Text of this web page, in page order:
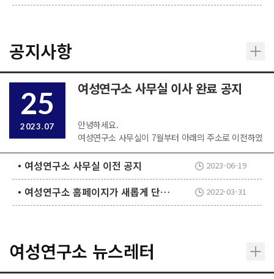
공지사항
25
2023.07
여성연구소 사무실 이사 완료 공지
안녕하세요.
여성연구소 사무실이 7월부터 아래의 주소로 이전하였
습니다.
여성연구소 뿐만 아니라 여성학협동과정 행정실과 함
께 공유하는 공간이므로
방문이 필요하신 경우 사전에 연락 바랍니다.
여성연구소 사무실 이전 공지 2023-06-19
여성연구소 홈페이지가 새롭게 단장했습니다. 2022-03-31
여성연구소 뉴스레터